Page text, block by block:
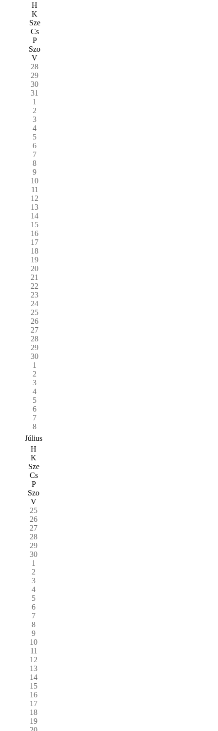
H
K
Sze
Cs
P
Szo
V
28
29
30
31
1
2
3
4
5
6
7
8
9
10
11
12
13
14
15
16
17
18
19
20
21
22
23
24
25
26
27
28
29
30
1
2
3
4
5
6
7
8
Július
H
K
Sze
Cs
P
Szo
V
25
26
27
28
29
30
1
2
3
4
5
6
7
8
9
10
11
12
13
14
15
16
17
18
19